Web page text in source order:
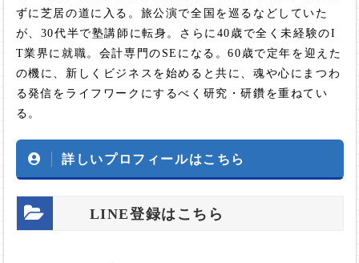
ずに芝居の道に入る。旅公演で全国を巡るなどしていた
が、30代半で塾講師に転身。さらに40歳で全く未経験のI
T業界に就職。会計専門のSEになる。60歳で定年を迎えた
の機に、新しくビジネスを始めると共に、魂や心にまつわ
る発信をライフワークにするべく研究・研鑽を重ねてい
る。
詳しいプロフィールはこちら
LINE登録はこちら